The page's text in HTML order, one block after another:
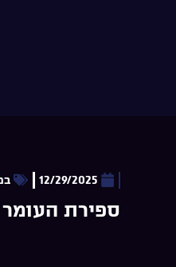
12/29/2025
ספירת העומר